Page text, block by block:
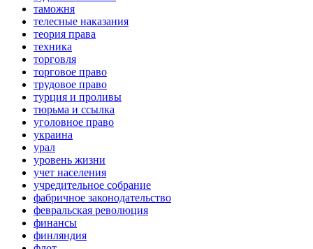
таможня
телесные наказания
теория права
техника
торговля
торговое право
трудовое право
турция и проливы
тюрьма и ссылка
уголовное право
украина
урал
уровень жизни
учет населения
учредительное собрание
фабричное законодательство
февральская революция
финансы
финляндия